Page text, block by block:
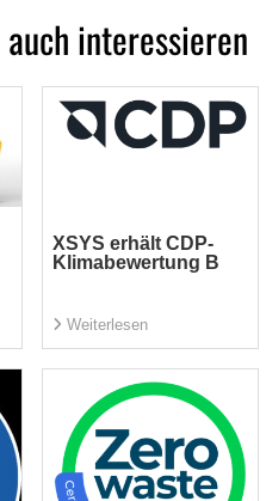
interessieren
XSYS erhält CDP-
Klimabewertung B
Weiterlesen